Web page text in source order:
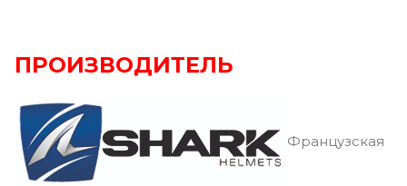
ПРОИЗВОДИТЕЛЬ
Французская